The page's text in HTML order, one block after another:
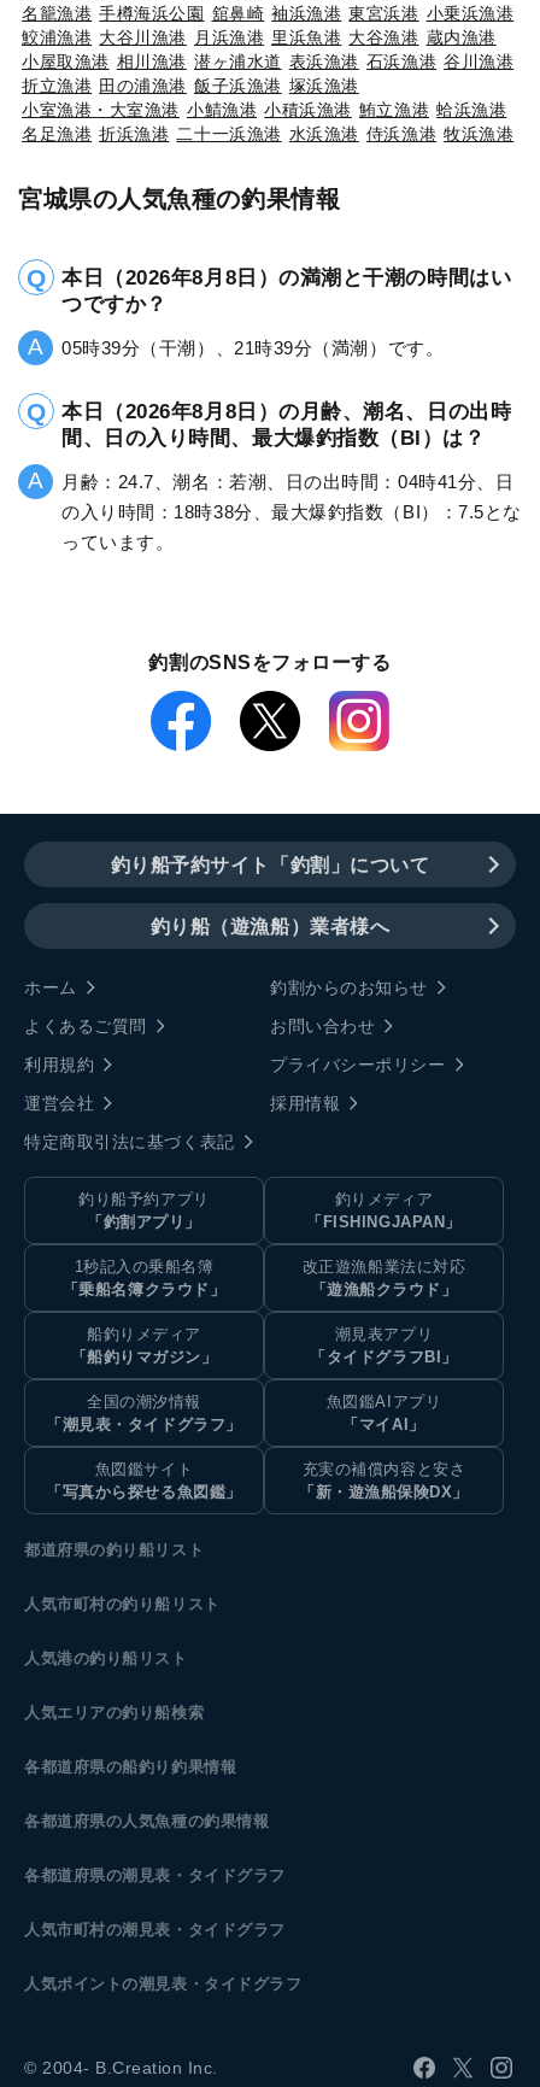
名籠漁港 手樽海浜公園 舘鼻崎 袖浜漁港 東宮浜港 小乗浜漁港
鮫浦漁港 大谷川漁港 月浜漁港 里浜魚港 大谷漁港 蔵内漁港
小屋取漁港 相川漁港 潜ヶ浦水道 表浜漁港 石浜漁港 谷川漁港
折立漁港 田の浦漁港 飯子浜漁港 塚浜漁港
小室漁港・大室漁港 小鯖漁港 小積浜漁港 鮪立漁港 蛤浜漁港
名足漁港 折浜漁港 二十一浜漁港 水浜漁港 侍浜漁港 牧浜漁港
宮城県の人気魚種の釣果情報
本日（2026年8月8日）の満潮と干潮の時間はい
つですか？
05時39分（干潮）、21時39分（満潮）です。
本日（2026年8月8日）の月齢、潮名、日の出時
間、日の入り時間、最大爆釣指数（BI）は？
月齢：24.7、潮名：若潮、日の出時間：04時41分、日
の入り時間：18時38分、最大爆釣指数（BI）：7.5とな
っています。
釣割のSNSをフォローする
釣り船予約サイト「釣割」について
釣り船（遊漁船）業者様へ
ホーム
釣割からのお知らせ
よくあるご質問
お問い合わせ
利用規約
プライバシーポリシー
運営会社
採用情報
特定商取引法に基づく表記
釣り船予約アプリ
「釣割アプリ」
釣りメディア
「FISHINGJAPAN」
1秒記入の乗船名簿
「乗船名簿クラウド」
改正遊漁船業法に対応
「遊漁船クラウド」
船釣りメディア
「船釣りマガジン」
潮見表アプリ
「タイドグラフBI」
全国の潮汐情報
「潮見表・タイドグラフ」
魚図鑑AIアプリ
「マイAI」
魚図鑑サイト
「写真から探せる魚図鑑」
充実の補償内容と安さ
「新・遊漁船保険DX」
都道府県の釣り船リスト
人気市町村の釣り船リスト
人気港の釣り船リスト
人気エリアの釣り船検索
各都道府県の船釣り釣果情報
各都道府県の人気魚種の釣果情報
各都道府県の潮見表 ・タイドグラフ
人気市町村の潮見表・タイドグラフ
人気ポイントの潮見表・タイドグラフ
© 2004- B.Creation Inc.